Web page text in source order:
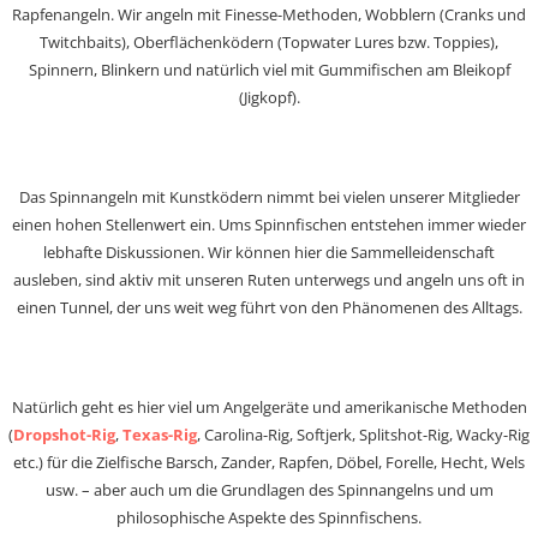
Rapfenangeln. Wir angeln mit Finesse-Methoden, Wobblern (Cranks und
Twitchbaits), Oberflächenködern (Topwater Lures bzw. Toppies),
Spinnern, Blinkern und natürlich viel mit Gummifischen am Bleikopf
(Jigkopf).
Das Spinnangeln mit Kunstködern nimmt bei vielen unserer Mitglieder
einen hohen Stellenwert ein. Ums Spinnfischen entstehen immer wieder
lebhafte Diskussionen. Wir können hier die Sammelleidenschaft
ausleben, sind aktiv mit unseren Ruten unterwegs und angeln uns oft in
einen Tunnel, der uns weit weg führt von den Phänomenen des Alltags.
Natürlich geht es hier viel um Angelgeräte und amerikanische Methoden
(Dropshot-Rig,Texas-Rig, Carolina-Rig, Softjerk, Splitshot-Rig, Wacky-Rig
etc.) für die Zielfische Barsch, Zander, Rapfen, Döbel, Forelle, Hecht, Wels
usw. – aber auch um die Grundlagen des Spinnangelns und um
philosophische Aspekte des Spinnfischens.